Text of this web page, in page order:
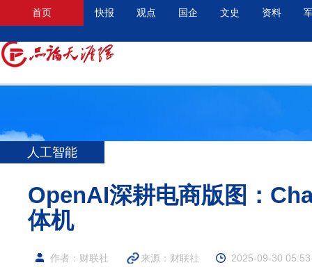
首页 快报 观点 国企 文史 资料
人工智能
OpenAI深耕电商版图：
体机
作者：​财联社 来源：​财联社 2025-09-30 05:53